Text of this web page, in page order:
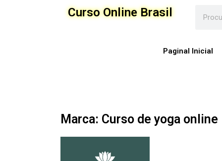
Curso Online Brasil
Paginal Inicial
Marca: Curso de yoga online